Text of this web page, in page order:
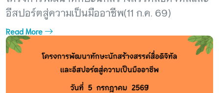
อีสปอร์ตสู่ความเป็นมืออาชีพ(11 ก.ค. 69)
Read More